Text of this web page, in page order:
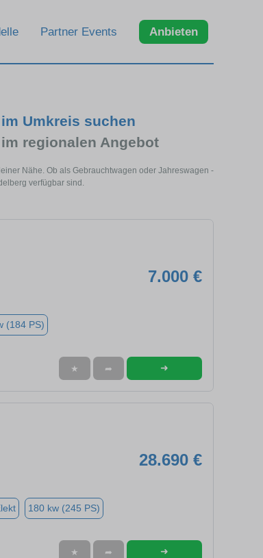
Partner Events Anbieten
Umkreis suchen
regionalen Angebot
Nähe. Ob als Gebrauchtwagen oder Jahreswagen -
verfügbar sind.
7.000 €
(184 PS)
★ ➦ ➜
28.690 €
180 kw (245 PS)
★ ➦ ➜